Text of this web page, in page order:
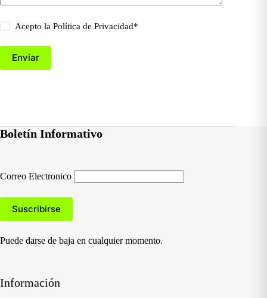
Acepto laPolítica de Privacidad*
Enviar
Boletín Informativo
Correo Electronico
Puede darse de baja en cualquier momento.
Información